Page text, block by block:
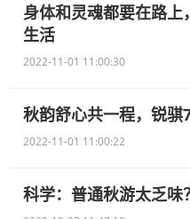
身体和灵魂都要在路
生活
2022-11-01 11:00:30
秋韵舒心共一程，锐骐
2022-11-01 11:00:22
科学：普通秋游太乏味